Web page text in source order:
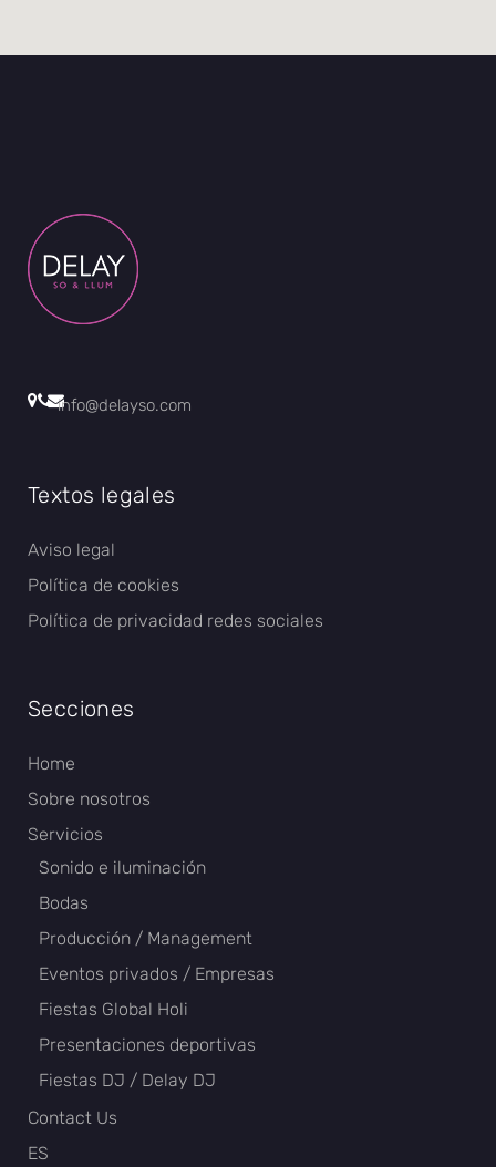
info@delayso.com
Textos legales
Aviso legal
Política de cookies
Política de privacidad redes sociales
Secciones
Home
Sobre nosotros
Servicios
Sonido e iluminación
Bodas
Producción / Management
Eventos privados / Empresas
Fiestas Global Holi
Presentaciones deportivas
Fiestas DJ / Delay DJ
Contact Us
ES